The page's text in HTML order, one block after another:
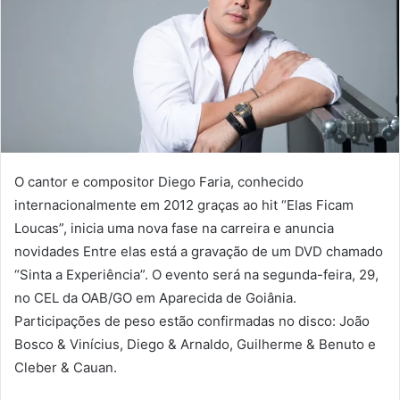
O cantor e compositor Diego Faria, conhecido
internacionalmente em 2012 graças ao hit “Elas Ficam
Loucas”, inicia uma nova fase na carreira e anuncia
novidades Entre elas está a gravação de um DVD chamado
“Sinta a Experiência”. O evento será na segunda-feira, 29,
no CEL da OAB/GO em Aparecida de Goiânia.
Participações de peso estão confirmadas no disco: João
Bosco & Vinícius, Diego & Arnaldo, Guilherme & Benuto e
Cleber & Cauan.